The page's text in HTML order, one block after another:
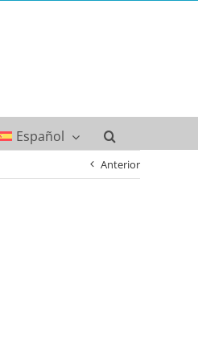
Español
Anterior